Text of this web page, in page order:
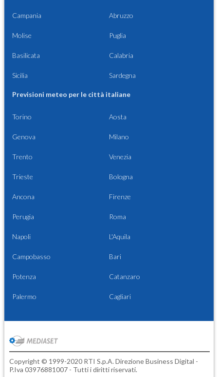
Campania Abruzzo
Molise Puglia
Basilicata Calabria
Sicilia Sardegna
Previsioni meteo per le città italiane
Torino Aosta
Genova Milano
Trento Venezia
Trieste Bologna
Ancona Firenze
Perugia Roma
Napoli L'Aquila
Campobasso Bari
Potenza Catanzaro
Palermo Cagliari
Copyright © 1999-2020 RTI S.p.A. Direzione Business Digital -
P.Iva 03976881007 - Tutti i diritti riservati.